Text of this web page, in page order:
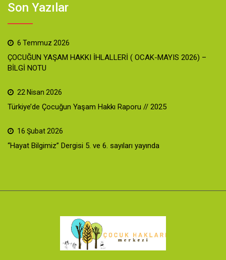
Son Yazılar
6 Temmuz 2026
ÇOCUĞUN YAŞAM HAKKI İHLALLERİ ( OCAK-MAYIS 2026) –
BİLGİ NOTU
22 Nisan 2026
Türkiye’de Çocuğun Yaşam Hakkı Raporu // 2025
16 Şubat 2026
“Hayat Bilgimiz” Dergisi 5. ve 6. sayıları yayında